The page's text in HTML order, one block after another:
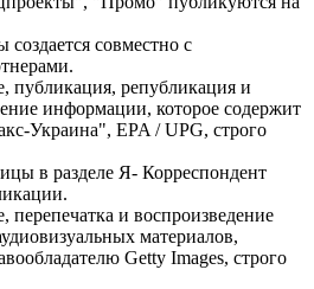
совместно с
публикация, републикация и
информации, которое содержит
Украина", EPA / UPG, строго
в разделе Я- Корреспондент
и воспроизведение
материалов,
Getty Images, строго